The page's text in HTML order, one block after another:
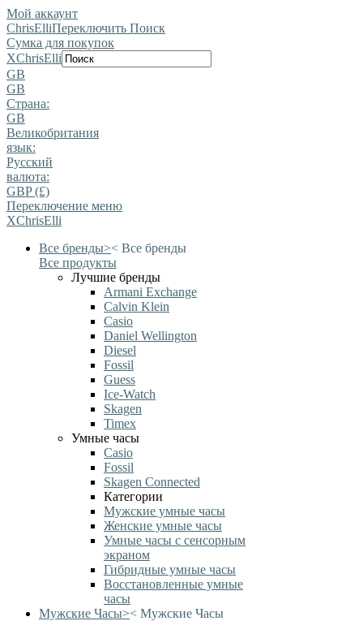
Мой аккаунт
ChrisElliПереключить Поиск
Сумка для покупок
XChrisElli
GB
GB
Страна:
GB
Великобритания
язык:
Pусский
валюта:
GBP (£)
Переключение меню
XChrisElli
Все бренды>< Все бренды
Все продукты
Лучшие бренды
Armani Exchange
Calvin Klein
Casio
Daniel Wellington
Diesel
Fossil
Guess
Ice-Watch
Skagen
Timex
Умные часы
Casio
Fossil
Skagen Connected
Категории
Мужские умные часы
Женские умные часы
Умные часы с сенсорным
экраном
Гибридные умные часы
Восстановленные умные
часы
Мужские Часы>< Мужские Часы